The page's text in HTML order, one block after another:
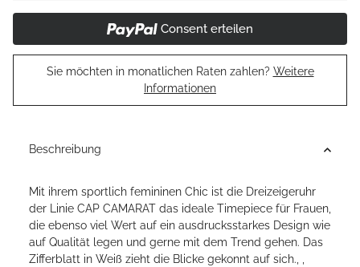
Consent erteilen
Sie möchten in monatlichen Raten zahlen? Weitere
Informationen
Beschreibung
Mit ihrem sportlich femininen Chic ist die Dreizeigeruhr
der Linie CAP CAMARAT das ideale Timepiece für Frauen,
die ebenso viel Wert auf ein ausdrucksstarkes Design wie
auf Qualität legen und gerne mit dem Trend gehen. Das
Zifferblatt in Weiß zieht die Blicke gekonnt auf sich., ,